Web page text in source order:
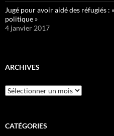
Jugé pour avoir aidé des réfugiés :
politique »
4 janvier 2017
ARCHIVES
Archives
CATÉGORIES